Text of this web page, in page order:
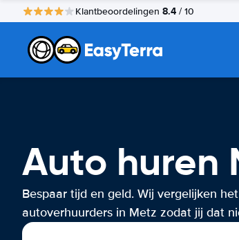
Klantbeoordelingen 8.4 / 10
Auto huren
Bespaar tijd en geld. Wij vergelijken
autoverhuurders in Metz zodat jij dat